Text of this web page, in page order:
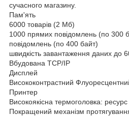
сучасного магазину.
Пам'ять
6000 товарів (2 Мб)
1000 прямих повідомлень (по 300
повідомлень (по 400 байт)
швидкість завантаження даних до
Вбудована TCP/IP
Дисплей
Висококонтрастний
Принтер
Високоякісна термоголовка:
Покращений механізм